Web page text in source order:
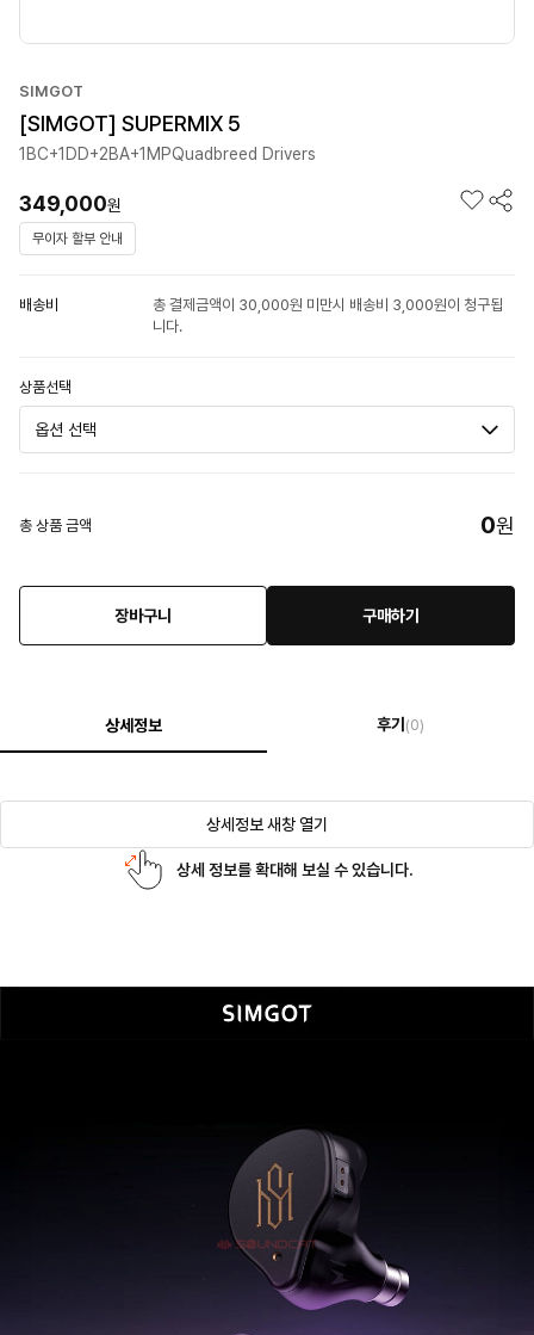
SIMGOT
[SIMGOT] SUPERMIX 5
1BC+1DD+2BA+1MPQuadbreed Drivers
349,000원
무이자 할부 안내
배송비
총 결제금액이 30,000원 미만시 배송비 3,000원이 청구됩
니다.
상품선택
총 상품 금액 0원
장바구니 구매하기
상세정보 후기 (0)
상세정보 새창 열기
상세 정보를 확대해 보실 수 있습니다.